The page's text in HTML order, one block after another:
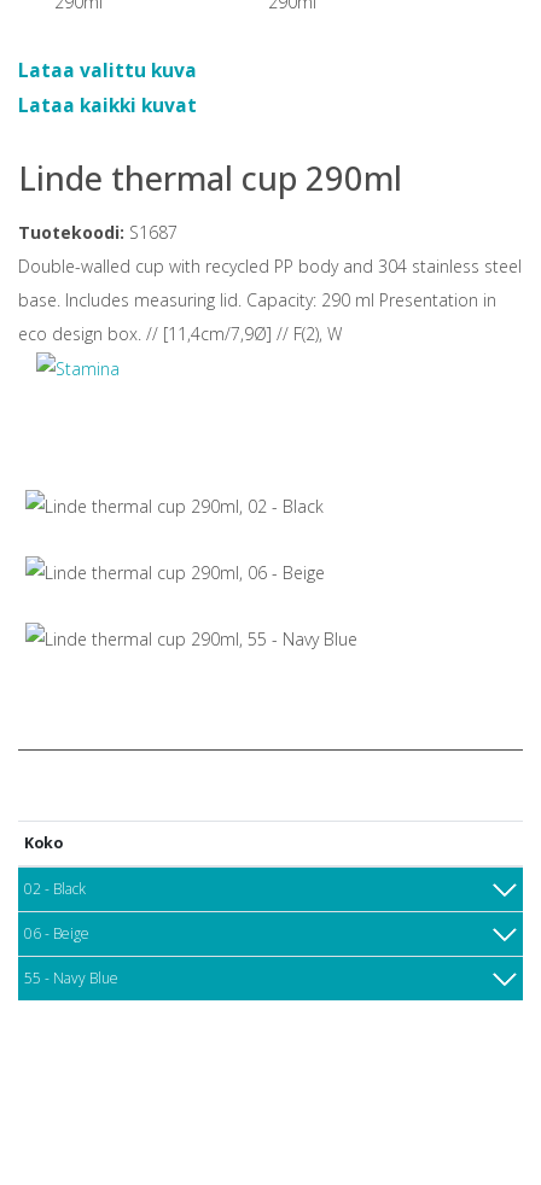
Lataa valittu kuva
Lataa kaikki kuvat
Linde thermal cup 290ml
Tuotekoodi: S1687
Double-walled cup with recycled PP body and 304 stainless steel
base. Includes measuring lid. Capacity: 290 ml Presentation in
eco design box. // [11,4cm/7,9Ø] // F(2), W
Koko
02 - Black
06 - Beige
55 - Navy Blue